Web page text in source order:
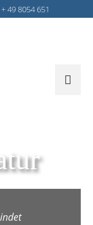
49 8054 651